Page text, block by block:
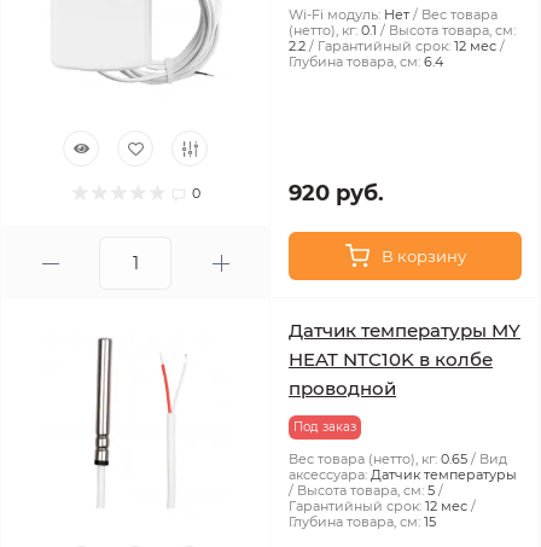
0
Wi-Fi модуль: Нет
Вес товара
(нетто), кг: 0.1
Высота товара, см:
2.2
Гарантийный срок: 12 мес
Глубина товара, см: 6.4
920 руб.
В корзину
Датчик температуры MY
HEAT NTC10K в колбе
проводной
Под заказ
Вес товара (нетто), кг: 0.65
Вид
аксессуара: Датчик температуры
Высота товара, см: 5
Гарантийный срок: 12 мес
Глубина товара, см: 15